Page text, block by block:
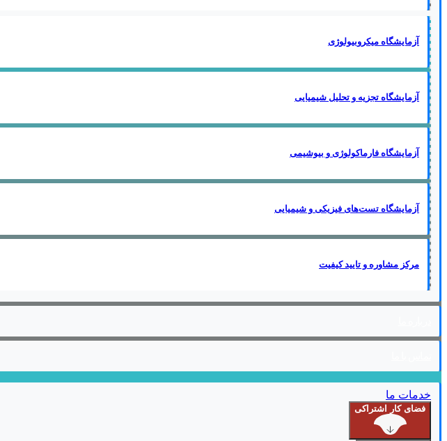
آزمایشگاه میکروبیولوژی
آزمایشگاه تجزیه و تحلیل شیمیایی
آزمایشگاه فارماکولوژی و بیوشیمی
آزمایشگاه تست‌های فیزیکی و شیمیایی
مرکز مشاوره و تایید کیفیت
خدمات ما
فضای کار اشتراکی